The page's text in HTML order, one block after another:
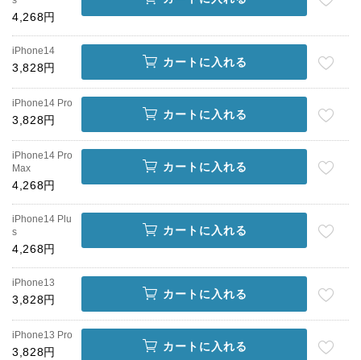
4,268円
iPhone14
3,828円 カートに入れる
iPhone14 Pro
3,828円 カートに入れる
iPhone14 Pro
Max
4,268円
カートに入れる
iPhone14 Plu
s
4,268円
カートに入れる
iPhone13
3,828円 カートに入れる
iPhone13 Pro
3,828円 カートに入れる